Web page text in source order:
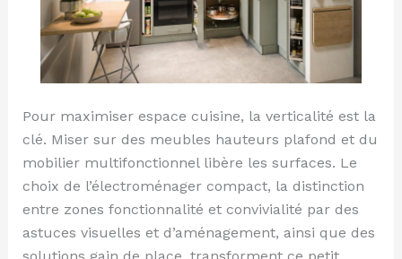
Pour maximiser espace cuisine, la verticalité est la
clé. Miser sur des meubles hauteurs plafond et du
mobilier multifonctionnel libère les surfaces. Le
choix de l’électroménager compact, la distinction
entre zones fonctionnalité et convivialité par des
astuces visuelles et d’aménagement, ainsi que des